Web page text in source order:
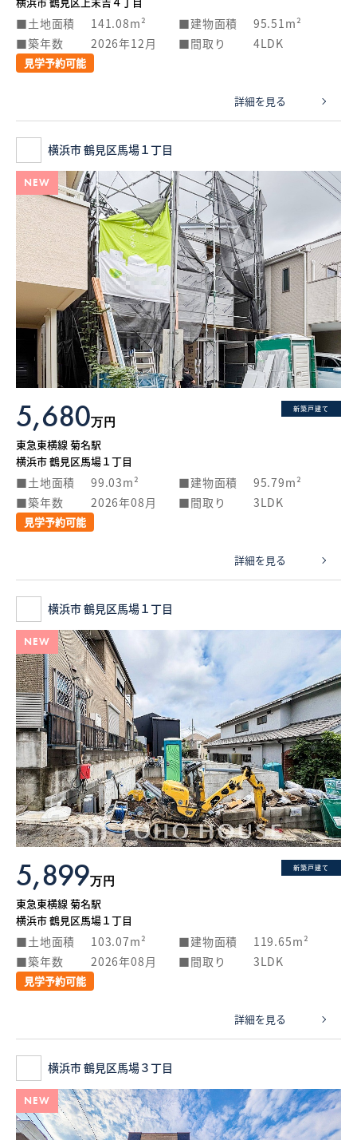
土地面積 141.08m² 建物面積
95.51m²
築年数
2026年12月 間取り 4LDK
見学予約可能
詳細を見る
横浜市 鶴見区馬場１丁目
NEW
新築戸建て
5,680万円
東急東横線 菊名駅
横浜市 鶴見区馬場１丁目
土地面積 99.03m² 建物面積
95.79m²
築年数
2026年08月 間取り 3LDK
見学予約可能
詳細を見る
横浜市 鶴見区馬場１丁目
NEW
新築戸建て
5,899万円
東急東横線 菊名駅
横浜市 鶴見区馬場１丁目
土地面積 103.07m² 建物面積
119.65m²
築年数
2026年08月 間取り 3LDK
見学予約可能
詳細を見る
横浜市 鶴見区馬場３丁目
NEW